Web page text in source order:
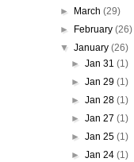
►
March (29)
►
February (26)
▼ January (26)
►Jan 31(1)
►Jan 29(1)
►Jan 28(1)
►Jan 27(1)
►Jan 25(1)
►Jan 24(1)